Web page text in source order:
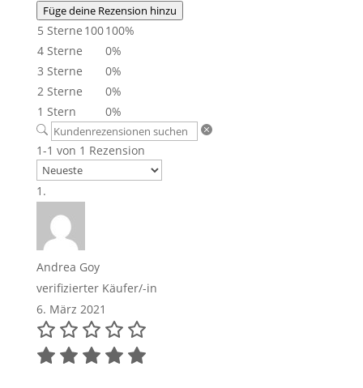
Füge deine Rezension hinzu
5 Sterne 100100%
4 Sterne
0%
3 Sterne
0%
2 Sterne
0%
1 Stern
0%
1-1 von 1 Rezension
Andrea Goy
verifizierter Käufer/-in
6. März 2021